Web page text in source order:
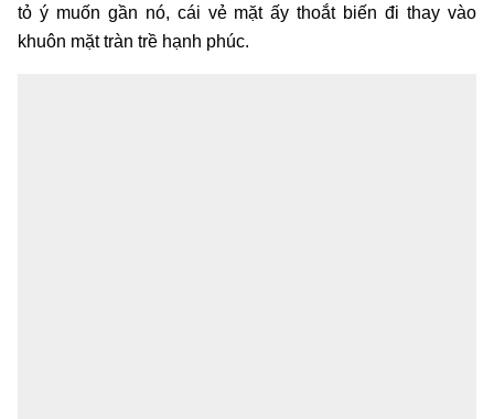
tỏ ý muốn gần nó, cái vẻ mặt ấy thoắt biến đi thay vào
khuôn mặt tràn trề hạnh phúc.